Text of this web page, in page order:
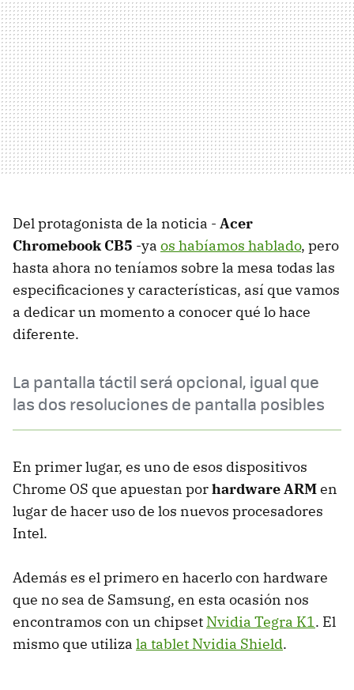
Del protagonista de la noticia - Acer
Chromebook CB5 -ya os habíamos hablado, pero
hasta ahora no teníamos sobre la mesa todas las
especificaciones y características, así que vamos
a dedicar un momento a conocer qué lo hace
diferente.
La pantalla táctil será opcional, igual que
las dos resoluciones de pantalla posibles
En primer lugar, es uno de esos dispositivos
Chrome OS que apuestan porhardware ARMen
lugar de hacer uso de los nuevos procesadores
Intel.
Además es el primero en hacerlo con hardware
que no sea de Samsung, en esta ocasión nos
encontramos con un chipset Nvidia Tegra K1. El
mismo que utiliza la tablet Nvidia Shield.